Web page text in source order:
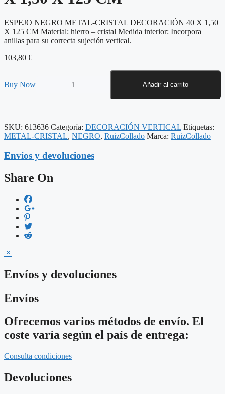
ESPEJO NEGRO METAL-CRISTAL DECORACIÓN 40 X 1,50
X 125 CM Material: hierro – cristal Medida interior: Incorpora
anillas para su correcta sujeción vertical.
103,80 €
Buy Now
ESPEJO
40
X
X
Añadir al carrito
SKU: 613636 Categoría: DECORACIÓN VERTICAL Etiquetas:
METAL-CRISTAL, NEGRO, RuizCollado Marca: RuizCollado
Envíos y devoluciones
Share On
Envíos y devoluciones
Envíos
Ofrecemos varios métodos de envío. El
coste varía según el país de entrega:
Consulta condiciones
Devoluciones